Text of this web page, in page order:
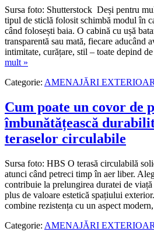
Sursa foto: Shutterstock Deși pentru
tipul de sticlă folosit schimbă modul în
când folosești baia. O cabină cu ușă
transparentă sau mată, fiecare aducând
intimitate, curățare, stil – toate depind
mult »
Categorie: AMENAJĂRI
Cum poate un covor de
îmbunătățească
teraselor circulabile
Sursa foto: HBS O terasă circulabilă
atunci când petreci timp în aer liber.
contribuie la prelungirea duratei de
plus de valoare estetică spațiului
combine rezistența cu un aspect
Categorie: AMENAJĂRI